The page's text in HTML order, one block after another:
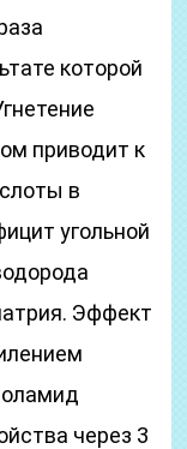
которой
приводит к
в
угольной
Эффект
через 3